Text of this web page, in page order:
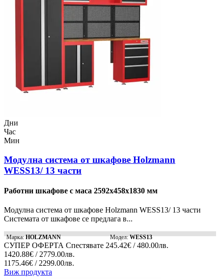
Дни
Час
Мин
Модулна система от шкафове Holzmann
WESS13/ 13 части
Работни шкафове с маса 2592x458x1830 мм
Модулна система от шкафове Holzmann WESS13/ 13 части
Системата от шкафове се предлага в...
Марка:HOLZMANN Модел:WESS13
СУПЕР ОФЕРТА Спестявате 245.42€ / 480.00лв.
1420.88€ / 2779.00лв.
1175.46€ / 2299.00лв.
Виж продукта